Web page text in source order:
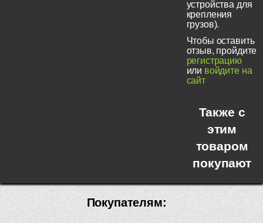
устройства для
крепления
грузов).
Чтобы оставить
отзыв, пройдите
регистрацию
или войдите на
сайт
Также с
этим
товаром
покупают
Покупателям: